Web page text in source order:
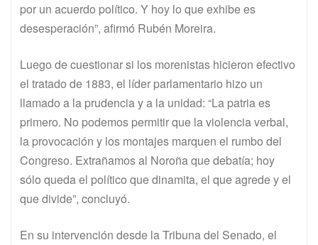
por un acuerdo político. Y hoy lo que exhibe es
desesperación”, afirmó Rubén Moreira.
Luego de cuestionar si los morenistas hicieron efectivo
el tratado de 1883, el líder parlamentario hizo un
llamado a la prudencia y a la unidad: “La patria es
primero. No podemos permitir que la violencia verbal,
la provocación y los montajes marquen el rumbo del
Congreso. Extrañamos al Noroña que debatía; hoy
sólo queda el político que dinamita, el que agrede y el
que divide”, concluyó.
En su intervención desde la Tribuna del Senado, el